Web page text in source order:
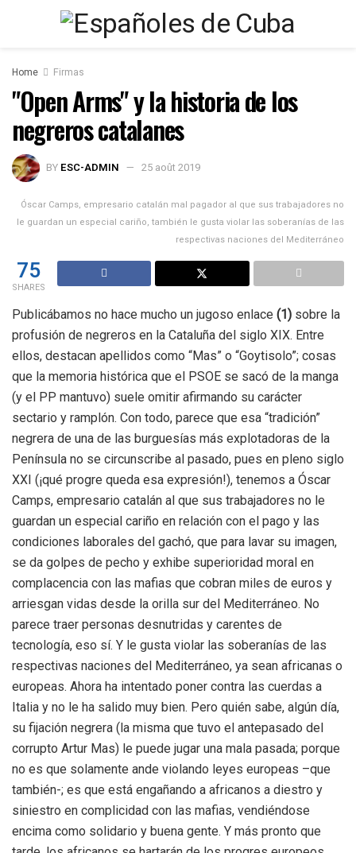
Home Firmas
"Open Arms" y la historia de los
negreros catalanes
BY ESC-ADMIN 25 août 2019
Óscar Camps, empresario catalán mal pagador al que sus trabajadores no
le guardan un especial cariño, también le gusta violar las soberanías de las
respectivas naciones del Mediterráneo
75
SHARES
Publicábamos no hace mucho un jugoso enlace (1) sobre la
profusión de negreros en la Cataluña del siglo XIX. Entre
ellos, destacan apellidos como “Mas” o “Goytisolo”; cosas
que la memoria histórica que el PSOE se sacó de la manga
(y el PP mantuvo) suele omitir afirmando su carácter
sectario y ramplón. Con todo, parece que esa “tradición”
negrera de una de las burguesías más explotadoras de la
Península no se circunscribe al pasado, pues en pleno siglo
XXI (¡qué progre queda esa expresión!), tenemos a Óscar
Camps, empresario catalán al que sus trabajadores no le
guardan un especial cariño en relación con el pago y las
condiciones laborales del gachó, que para lavar su imagen,
se da golpes de pecho y exhibe superioridad moral en
complacencia con las mafias que cobran miles de euros y
arriesgan vidas desde la orilla sur del Mediterráneo. No
parece traer personas desnutridas y carentes de
tecnología, eso sí. Y le gusta violar las soberanías de las
respectivas naciones del Mediterráneo, ya sean africanas o
europeas. Ahora ha intentado poner contra las cuerdas a
Italia y no le ha salido muy bien. Pero quién sabe, algún día,
su fijación negrera (la misma que tuvo el antepasado del
corrupto Artur Mas) le puede jugar una mala pasada; porque
no es que solamente ande violando leyes europeas –que
también-; es que está engañando a africanos a diestro y
siniestro en complicidad con las mafias, vendiéndose
encima como solidario y buena gente. Y más pronto que